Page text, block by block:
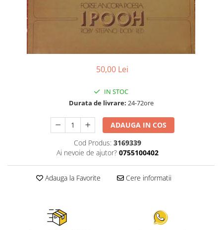
Viniluri Românești
Colecția Electrecord
50,00 Lei
IN STOC
Durata de livrare: 24-72ore
ADAUGA IN COS
Cod Produs: 3169339
Ai nevoie de ajutor? 0755100402
Adauga la Favorite Cere informatii